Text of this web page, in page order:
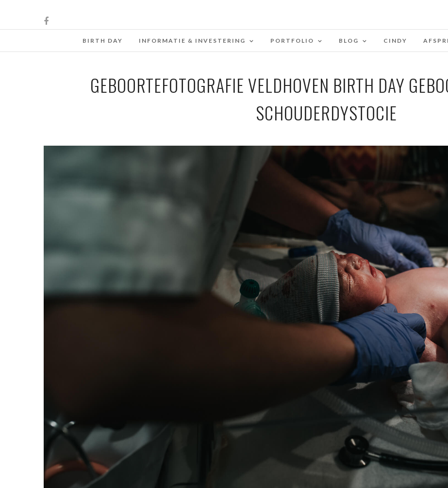
BIRTH DAY INFORMATIE & INVESTERING PORTFOLIO BLOG CINDY
GEBOORTEFOTOGRAFIE VELDHOVEN BIRTH DAY
SCHOUDERDYSTOCIE